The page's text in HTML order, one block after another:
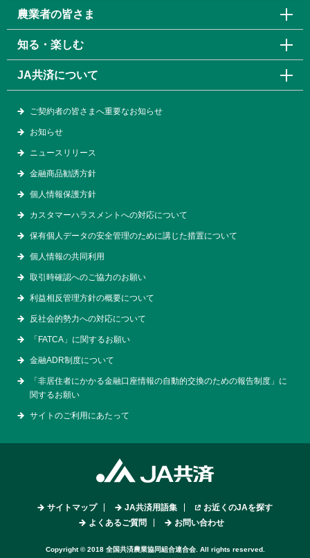
農業者の皆さま
知る・楽しむ
JA共済について
ご契約者の皆さまへ重要なお知らせ
お知らせ
ニュースリリース
金融商品勧誘方針
個人情報保護方針
カスタマーハラスメントへの対応について
保有個人データの安全管理のために講じた措置について
個人情報の共同利用
取引時確認へのご協力のお願い
利益相反管理方針の概要について
反社会的勢力への対応について
「FATCA」に関するお願い
金融ADR制度について
「非居住者にかかる金融口座情報の自動的交換のための報告制度」に
関するお願い
サイトのご利用にあたって
サイトマップ JA共済用語集
お近くのJAを探す
よくあるご質問
お問い合わせ
Copyright © 2018 全国共済農業協同組合連合会. All rights reserved.